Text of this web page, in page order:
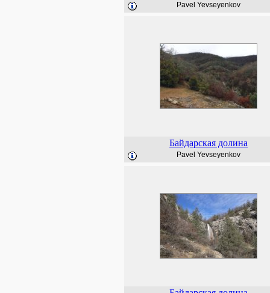
Pavel Yevseyenkov
Байдарская долина
Pavel Yevseyenkov